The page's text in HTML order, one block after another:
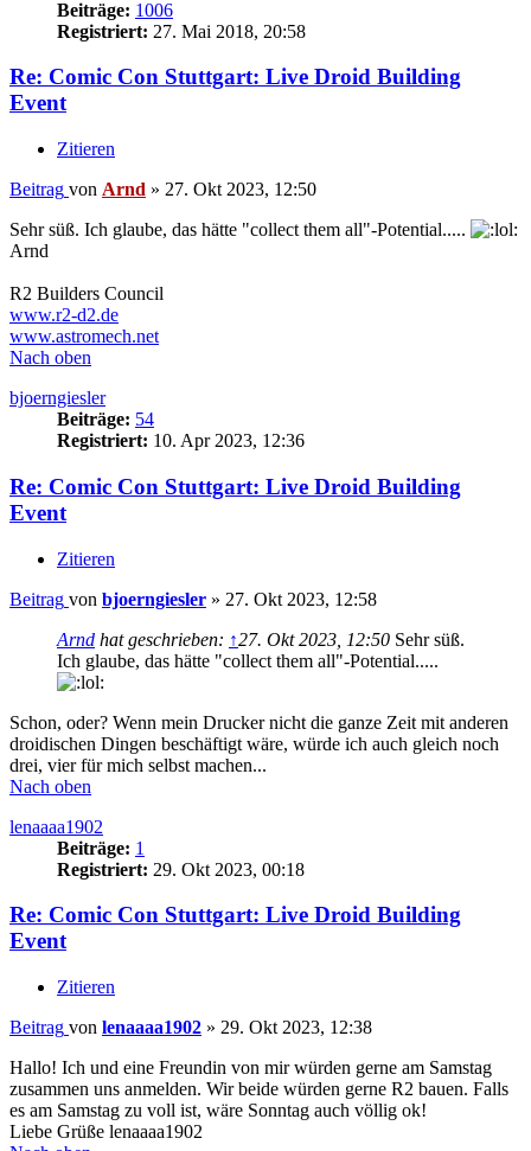
Beiträge: 1006
Registriert: 27. Mai 2018, 20:58
Re: Comic Con Stuttgart: Live Droid Building
Event
Zitieren
Beitrag von Arnd » 27. Okt 2023, 12:50
Sehr süß. Ich glaube, das hätte "collect them all"-Potential.....
Arnd
R2 Builders Council
www.r2-d2.de
www.astromech.net
Nach oben
bjoerngiesler
Beiträge: 54
Registriert: 10. Apr 2023, 12:36
Re: Comic Con Stuttgart: Live Droid Building
Event
Zitieren
Beitrag von bjoerngiesler » 27. Okt 2023, 12:58
Arnd hat geschrieben: ↑27. Okt 2023, 12:50 Sehr süß.
Ich glaube, das hätte "collect them all"-Potential.....
Schon, oder? Wenn mein Drucker nicht die ganze Zeit mit anderen
droidischen Dingen beschäftigt wäre, würde ich auch gleich noch
drei, vier für mich selbst machen...
Nach oben
lenaaaa1902
Beiträge: 1
Registriert: 29. Okt 2023, 00:18
Re: Comic Con Stuttgart: Live Droid Building
Event
Zitieren
Beitrag von lenaaaa1902 » 29. Okt 2023, 12:38
Hallo! Ich und eine Freundin von mir würden gerne am Samstag
zusammen uns anmelden. Wir beide würden gerne R2 bauen. Falls
es am Samstag zu voll ist, wäre Sonntag auch völlig ok!
Liebe Grüße lenaaaa1902